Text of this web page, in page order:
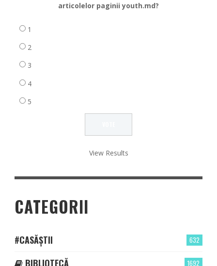
articolelor paginii youth.md?
1
2
3
4
5
View Results
CATEGORII
632
#CASĂȘTII
1692
BIBLIOTECĂ